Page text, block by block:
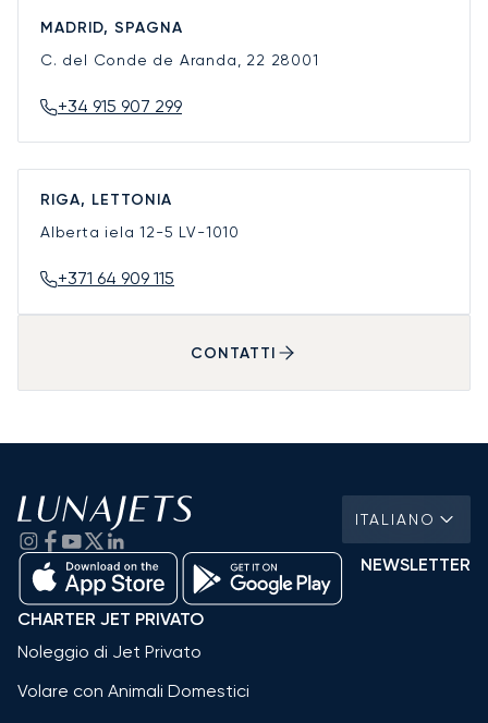
MADRID, SPAGNA
C. del Conde de Aranda, 22 28001
+34 915 907 299
RIGA, LETTONIA
Alberta iela 12-5 LV-1010
+371 64 909 115
CONTATTI
ITALIANO
NEWSLETTER
CHARTER JET PRIVATO
Noleggio di Jet Privato
Volare con Animali Domestici